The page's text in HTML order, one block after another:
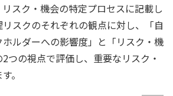
スク・機会の特定プロセスに記載し
スクのそれぞれの観点に対し、「自
ルダーへの影響度」と「リスク・機
つの視点で評価し、重要なリスク・
。